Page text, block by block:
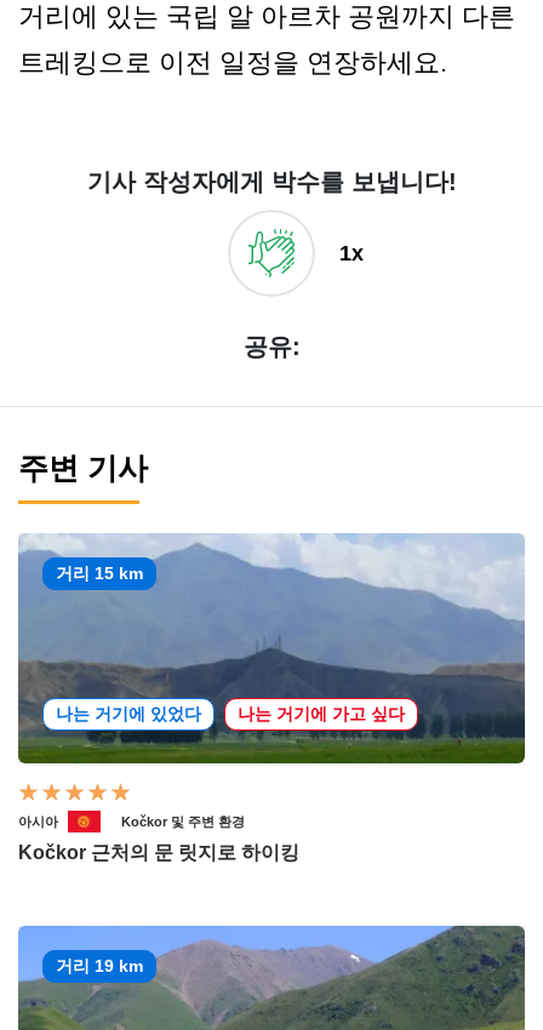
거리에 있는 국립 알 아르차 공원까지 다른
트레킹으로 이전 일정을 연장하세요.
기사 작성자에게 박수를 보냅니다!
1x
공유:
주변 기사
거리 15 km
나는 거기에 있었다 나는 거기에 가고 싶다
아시아 Kočkor 및 주변 환경
Kočkor 근처의 문 릿지로 하이킹
거리 19 km